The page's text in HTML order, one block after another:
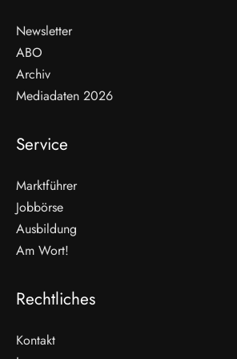
Newsletter
ABO
Archiv
Mediadaten 2026
Service
Marktführer
Jobbörse
Ausbildung
Am Wort!
Rechtliches
Kontakt